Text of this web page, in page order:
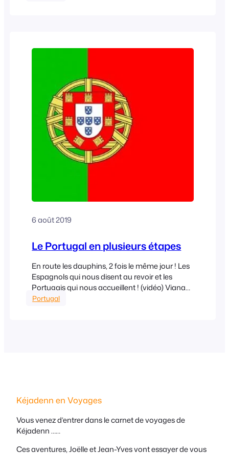
6 août 2019
Le Portugal en plusieurs étapes
En route les dauphins, 2 fois le même jour ! Les
Espagnols qui nous disent au revoir et les
Portugais qui nous accueillent ! (vidéo) Viana
Do Castelo Vent de plus en plus fort en arrivant
Portugal
Kéjadenn en Voyages
Vous venez d’entrer dans le carnet de voyages de
Kéjadenn ……
Ces aventures, Joëlle et Jean-Yves vont essayer de vous